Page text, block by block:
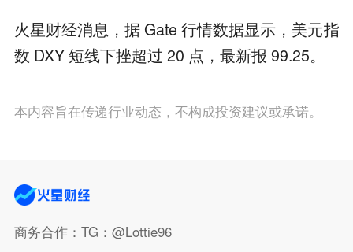
火星财经消息，据 Gate 行情数据显示，美元指
数 DXY 短线下挫超过 20 点，最新报 99.25。
本内容旨在传递行业动态，不构成投资建议或承诺。
商务合作：TG：@Lottie96